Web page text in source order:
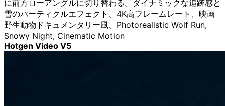
に前方ローアングルに切り替わる。ダイナミックな追跡感と
雪のパーティクルエフェクト、4K高フレームレート、映画
野生動物ドキュメンタリー風、Photorealistic Wolf Run,
Snowy Night, Cinematic Motion
Hotgen Video V5